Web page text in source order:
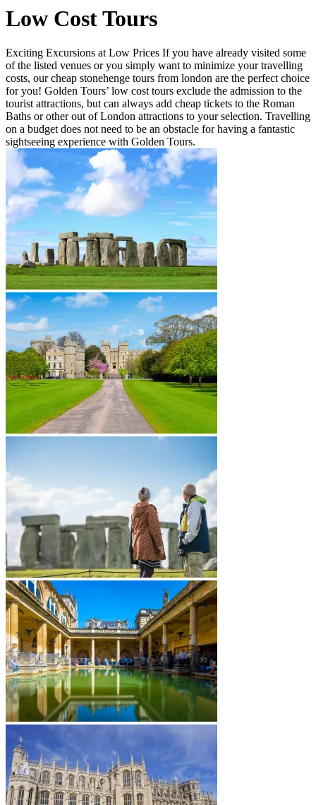
Low Cost Tours
Exciting Excursions at Low Prices If you have already visited some
of the listed venues or you simply want to minimize your travelling
costs, our cheap stonehenge tours from london are the perfect choice
for you! Golden Tours’ low cost tours exclude the admission to the
tourist attractions, but can always add cheap tickets to the Roman
Baths or other out of London attractions to your selection. Travelling
on a budget does not need to be an obstacle for having a fantastic
sightseeing experience with Golden Tours.